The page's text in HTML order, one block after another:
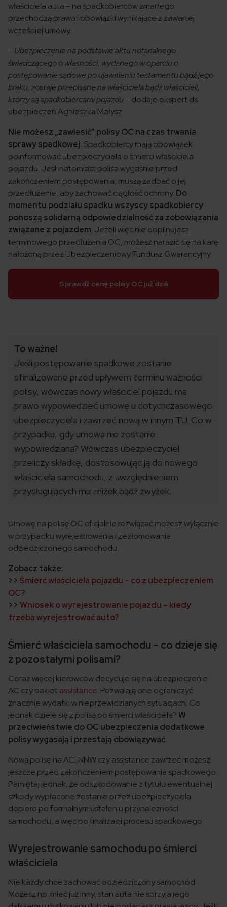
właściciela auta – na spadkobierców zmarłego
przechodzą prawa i obowiązki wynikające z zawartej
wcześniej umowy.
– Ubezpieczenie na podstawie aktu notarialnego
świadczącego o własności, wydanego w oparciu o
postępowanie sądowe po ujawnieniu testamentu bądź jego
braku, zostaje przepisane na właściciela bądź właścicieli,
którzy są spadkobiercami pojazdu – dodaje ekspert ds.
ubezpieczeń Agnieszka Małysz.
Nie możesz „zawiesić” polisy OC na czas trwania
sprawy spadkowej. Spadkobiercy mają obowiązek
poinformować ubezpieczyciela o śmierci właściciela
pojazdu. Jeśli natomiast polisa wygaśnie przed
zakończeniem postępowania, muszą zadbać o jej
przedłużenie, aby zachować ciągłość ochrony. Do
momentu podziału spadku wszyscy spadkobiercy
ponoszą solidarną odpowiedzialność za zobowiązania
związane z pojazdem. Jeżeli więc nie dopilnujesz
terminowego przedłużenia OC, możesz narazić się na karę
nałożoną przez Ubezpieczeniowy Fundusz Gwarancyjny.
Sprawdź cenę polisy OC już dziś
To ważne!
Jeśli postępowanie spadkowe zostanie
sfinalizowane przed upływem terminu ważności
polisy, wówczas nowy właściciel pojazdu ma
prawo wypowiedzieć umowę u dotychczasowego
ubezpieczyciela i zawrzeć nową w innym TU. Co w
przypadku, gdy umowa nie zostanie
wypowiedziana? Wówczas ubezpieczyciel
przeliczy składkę, dostosowując ją do nowego
właściciela samochodu, z uwzględnieniem
przysługujących mu zniżek bądź zwyżek.
Umowę na polisę OC oficjalnie rozwiązać możesz wyłącznie
w przypadku wyrejestrowania i zezłomowania
odziedziczonego samochodu.
Zobacz także:
>> Śmierć właściciela pojazdu – co z ubezpieczeniem
OC?
>> Wniosek o wyrejestrowanie pojazdu – kiedy
trzeba wyrejestrować auto?
Śmierć właściciela samochodu – co dzieje się
z pozostałymi polisami?
Coraz więcej kierowców decyduje się na ubezpieczenie
AC czy pakiet assistance. Pozwalają one ograniczyć
znacznie wydatki w nieprzewidzianych sytuacjach. Co
jednak dzieje się z polisą po śmierci właściciela? W
przeciwieństwie do OC ubezpieczenia dodatkowe
polisy wygasają i przestają obowiązywać.
Nową polisę na AC, NNW czy assistance zawrzeć możesz
jeszcze przed zakończeniem postępowania spadkowego.
Pamiętaj jednak, że odszkodowanie z tytułu ewentualnej
szkody wypłacone zostanie przez ubezpieczyciela
dopiero po formalnym ustaleniu przynależności
samochodu, a więc po finalizacji procesu spadkowego.
Wyrejestrowanie samochodu po śmierci
właściciela
Nie każdy chce zachować odziedziczony samochód.
Możesz np. mieć już inny, stan auta nie sprzyja jego